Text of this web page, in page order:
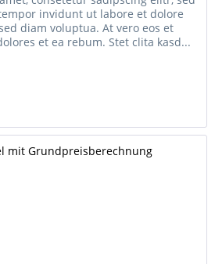
invidunt ut labore et dolore
diam voluptua. At vero eos et
et ea rebum. Stet clita kasd...